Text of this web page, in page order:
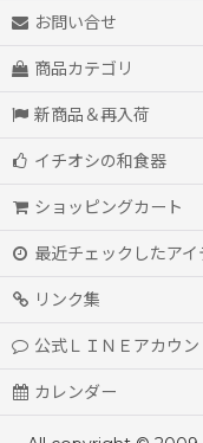
お問い合せ
商品カテゴリ
新商品＆再入荷
イチオシの和食器
ショッピングカート
最近チェックしたアイ
リンク集
公式ＬＩＮＥアカウン
カレンダー